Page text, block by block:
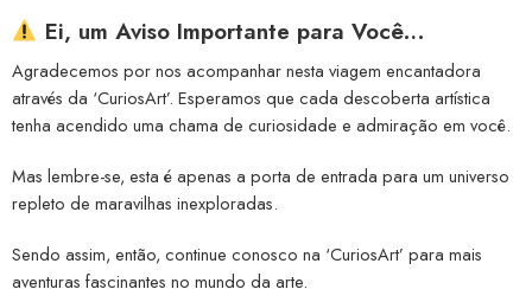
Ei, um Aviso Importante para Você…
Agradecemos por nos acompanhar nesta viagem encantadora
através da ‘CuriosArt’. Esperamos que cada descoberta artística
tenha acendido uma chama de curiosidade e admiração em você.
Mas lembre-se, esta é apenas a porta de entrada para um universo
repleto de maravilhas inexploradas.
Sendo assim, então, continue conosco na ‘CuriosArt’ para mais
aventuras fascinantes no mundo da arte.